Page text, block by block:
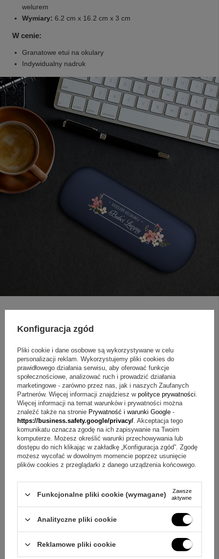
welurem
Wymiary: 6.2 cm x 16.2 cm x 3 cm
W cenie:
Granatowe etui na okulary
Indywidualny nadruk
ZAPYTAJ O PRODUKT
Jeżeli powyższy opis jest dla Ciebie niewystarczający, prześlij nam
swoje pytanie odnośnie tego produktu. Postaramy się odpowiedzieć tak
szybko jak tylko będzie to możliwe.Dane są przetwarzane zgodnie z
polityką prywatności. Przesyłając je, akceptujesz jej postanowienia.
E-mail
Pytanie
Wyślij
OPINIE
Konfiguracja zgód
Pliki cookie i dane osobowe są wykorzystywane w celu
personalizacji reklam. Wykorzystujemy pliki cookies do
prawidłowego działania serwisu, aby oferować funkcje
społecznościowe, analizować ruch i prowadzić działania
marketingowe - zarówno przez nas, jak i naszych Zaufanych
Partnerów. Więcej informacji znajdziesz w polityce prywatności.
Więcej informacji na temat warunków i prywatności można
znaleźć także na stronie Prywatność i warunki Google -
https://business.safety.google/privacy/. Akceptacja tego
komunikatu oznacza zgodę na ich zapisywanie na Twoim
komputerze. Możesz określić warunki przechowywania lub
dostępu do nich klikając w zakładkę „Konfiguracja zgód”. Zgodę
możesz wycofać w dowolnym momencie poprzez usunięcie
plików cookies z przeglądarki z danego urządzenia końcowego.
Funkcjonalne pliki cookie (wymagane)
Zawsze
aktywne
Analityczne pliki cookie
Reklamowe pliki cookie